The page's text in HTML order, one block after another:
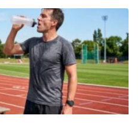
Common nail disorders.